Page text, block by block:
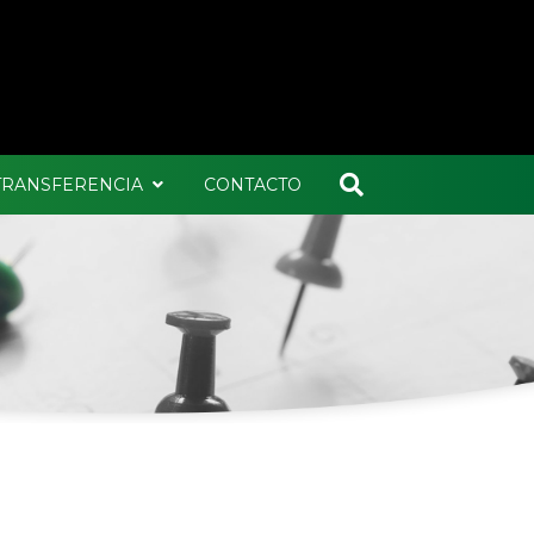
CONTACTO